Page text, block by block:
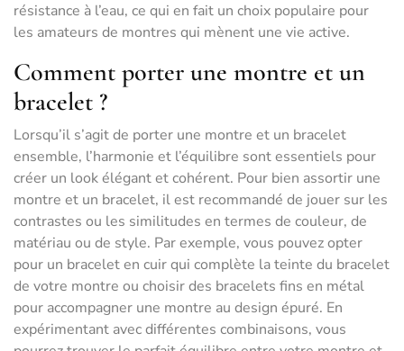
résistance à l’eau, ce qui en fait un choix populaire pour
les amateurs de montres qui mènent une vie active.
Comment porter une montre et un
bracelet ?
Lorsqu’il s’agit de porter une montre et un bracelet
ensemble, l’harmonie et l’équilibre sont essentiels pour
créer un look élégant et cohérent. Pour bien assortir une
montre et un bracelet, il est recommandé de jouer sur les
contrastes ou les similitudes en termes de couleur, de
matériau ou de style. Par exemple, vous pouvez opter
pour un bracelet en cuir qui complète la teinte du bracelet
de votre montre ou choisir des bracelets fins en métal
pour accompagner une montre au design épuré. En
expérimentant avec différentes combinaisons, vous